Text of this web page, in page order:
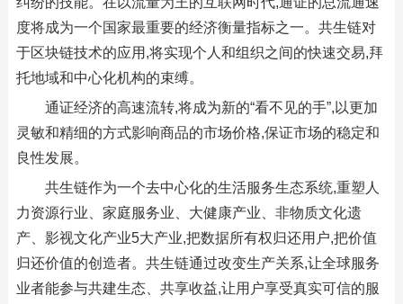
度将成为一个国家最重要的经济衡量指标之一。共生链对
于区块链技术的应用,将实现个人和组织之间的快速交易,拜
托地域和中心化机构的束缚。
通证经济的高速流转,将成为新的“看不见的手”,以更加
灵敏和精细的方式影响商品的市场价格,保证市场的稳定和
良性发展。
共生链作为一个去中心化的生活服务生态系统,重塑人
力资源行业、家庭服务业、大健康产业、非物质文化遗
产、影视文化产业5大产业,把数据所有权归还用户,把价值
归还价值的创造者。共生链通过改变生产关系,让全球服务
业者能参与共建生态、共享收益,让用户享受真实可信的服